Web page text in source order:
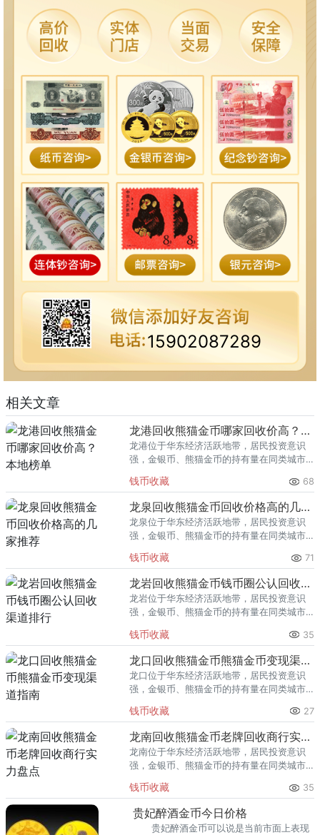
15902087289
相关文章
龙港回收熊猫金币哪家回收价高？本地榜单
龙港位于华东经济活跃地带，居民投资意识
强，金银币、熊猫金币的持有量在同类城市
熊猫金币的需求就明显升温，但鱼龙混杂的
回收渠道里，能精准识别版别溢
钱币收藏 68
龙泉回收熊猫金币回收价格高的几家推荐
龙泉位于华东经济活跃地带，居民投资意识
强，金银币、熊猫金币的持有量在同类城市
熊猫金币的需求就明显升温，但鱼龙混杂的
回收渠道里，能精准识别版别溢
钱币收藏 71
龙岩回收熊猫金币钱币圈公认回收渠道排行
龙岩位于华东经济活跃地带，居民投资意识
强，金银币、熊猫金币的持有量在同类城市
熊猫金币的需求就明显升温，但鱼龙混杂的
回收渠道里，能精准识别版别溢
钱币收藏 35
龙口回收熊猫金币熊猫金币变现渠道指南
龙口位于华东经济活跃地带，居民投资意识
强，金银币、熊猫金币的持有量在同类城市
熊猫金币的需求就明显升温，但鱼龙混杂的
回收渠道里，能精准识别版别溢
钱币收藏 27
龙南回收熊猫金币老牌回收商行实力盘点
龙南位于华东经济活跃地带，居民投资意识
强，金银币、熊猫金币的持有量在同类城市
熊猫金币的需求就明显升温，但鱼龙混杂的
回收渠道里，能精准识别版别溢
钱币收藏 35
贵妃醉酒金币今日价格
贵妃醉酒金币可以说是当前市面上表现